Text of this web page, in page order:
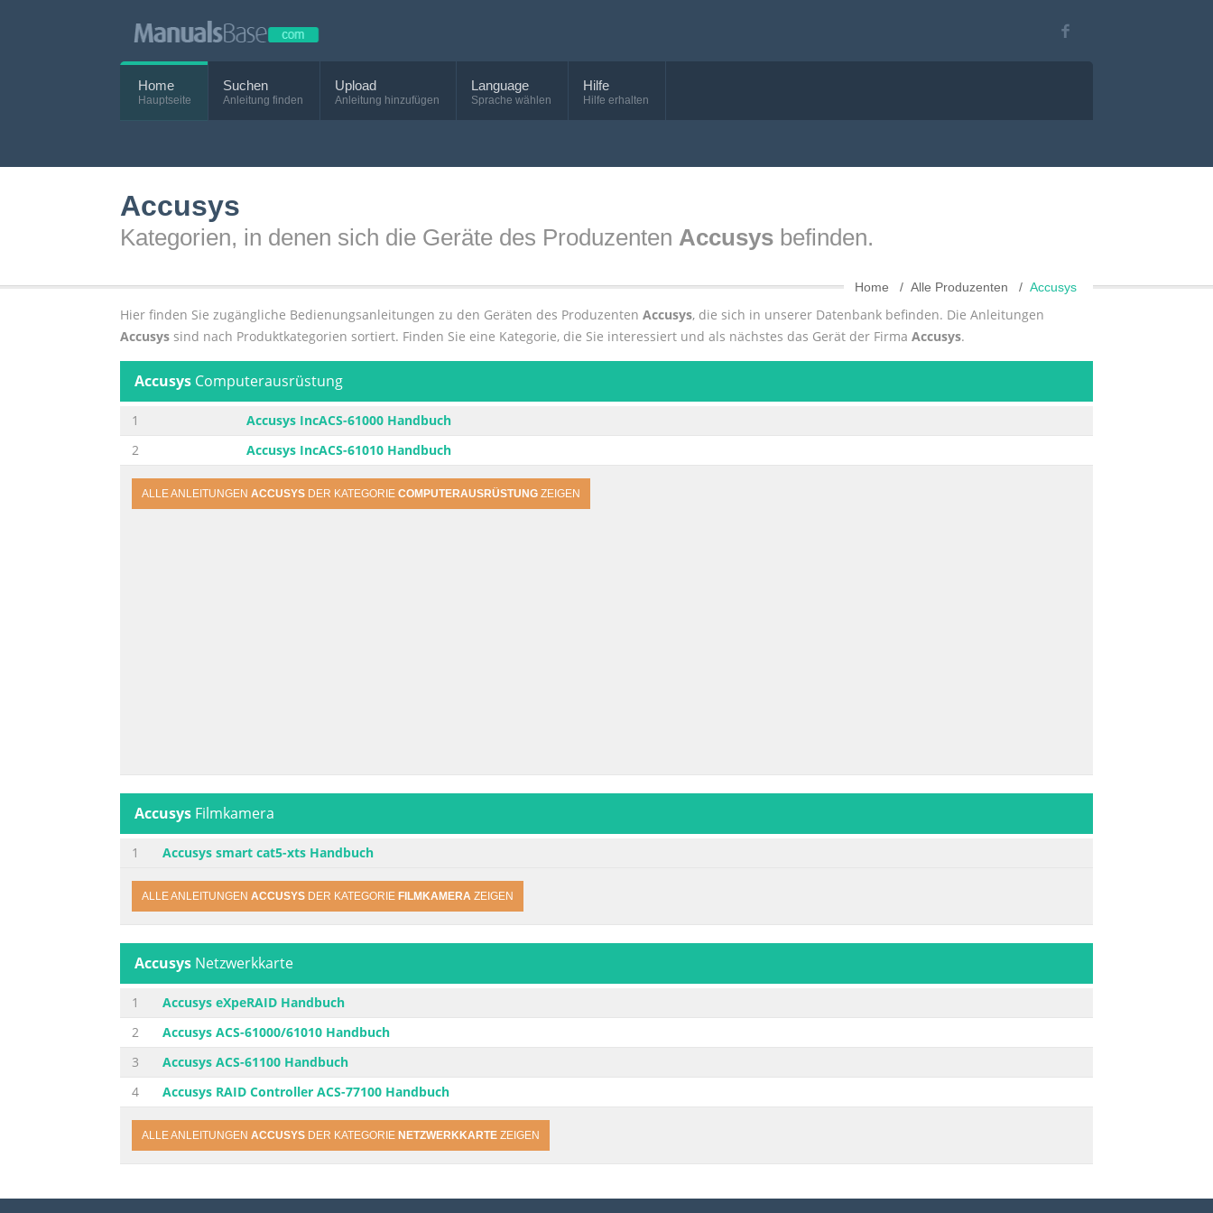
Home
Hauptseite
Suchen
Anleitung finden
Upload
Anleitung hinzufügen
Language
Sprache wählen
Hilfe
Hilfe erhalten
Accusys
Kategorien, in denen sich die Geräte des Produzenten Accusys befinden.
Home Alle Produzenten Accusys
Hier finden Sie zugängliche Bedienungsanleitungen zu den Geräten des Produzenten Accusys, die sich in unserer Datenbank befinden. Die Anleitungen
Accusys sind nach Produktkategorien sortiert. Finden Sie eine Kategorie, die Sie interessiert und als nächstes das Gerät der Firma Accusys.
Accusys Computerausrüstung
1
Accusys IncACS-61000 Handbuch
2
Accusys IncACS-61010 Handbuch
ALLE ANLEITUNGEN ACCUSYS DER KATEGORIE COMPUTERAUSRÜSTUNG ZEIGEN
Accusys Filmkamera
1 Accusys smart cat5-xts Handbuch
ALLE ANLEITUNGEN ACCUSYS DER KATEGORIE FILMKAMERA ZEIGEN
Accusys Netzwerkkarte
1
Accusys eXpeRAID Handbuch
2
Accusys ACS-61000/61010 Handbuch
3
Accusys ACS-61100 Handbuch
4
Accusys RAID Controller ACS-77100 Handbuch
ALLE ANLEITUNGEN ACCUSYS DER KATEGORIE NETZWERKKARTE ZEIGEN